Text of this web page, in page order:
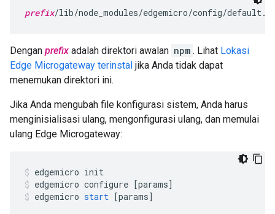
prefix/lib/node_modules/edgemicro/config/
Dengan prefix adalah direktori awalan npm . Lihat Lokasi
Edge Microgateway terinstal jika Anda tidak dapat
menemukan direktori ini.
Jika Anda mengubah file konfigurasi sistem, Anda harus
menginisialisasi ulang, mengonfigurasi ulang, dan memulai
ulang Edge Microgateway:
edgemicro init
edgemicro configure [params]
edgemicro start [params]